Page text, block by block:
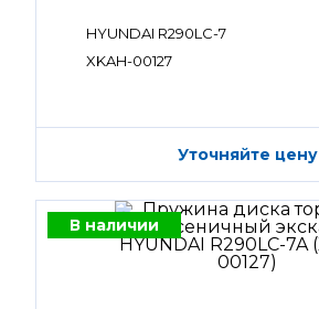
HYUNDAI R290LC-7
XKAH-00127
Уточняйте цену
В наличии